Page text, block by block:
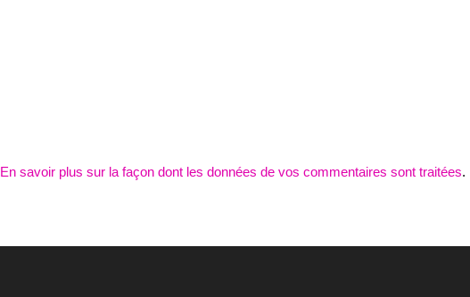
En savoir plus sur la façon dont les données de vos commentaires sont traitées.